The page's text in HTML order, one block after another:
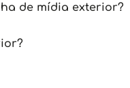
de mídia exterior?